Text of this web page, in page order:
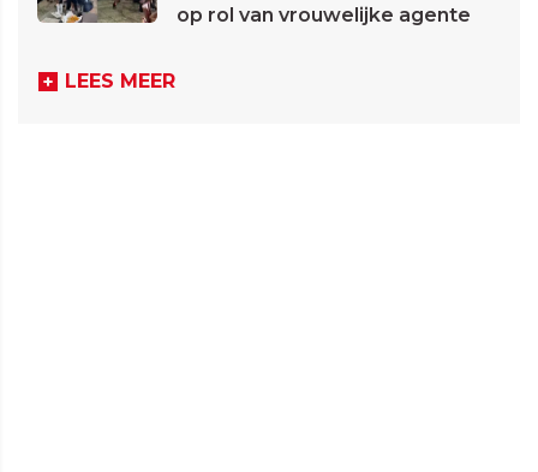
op rol van vrouwelijke agente
LEES MEER